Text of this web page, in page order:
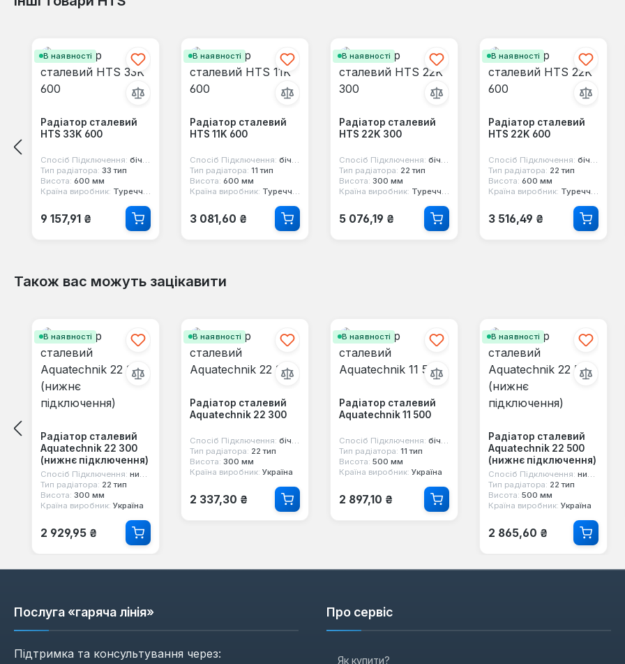
В наявності
Радіатор сталевий
HTS 33K 600
Спосіб Підключення: бічне
Тип радіатора: 33 тип
Висота: 600 мм
Країна виробник: Туреччина
Звичайна ціна:
9 157,91 ₴
В наявності
Радіатор сталевий
HTS 11K 600
Спосіб Підключення: бічне
Тип радіатора: 11 тип
Висота: 600 мм
Країна виробник: Туреччина
Звичайна ціна:
3 081,60 ₴
В наявності
Радіатор сталевий
HTS 22K 300
Спосіб Підключення: бічне
Тип радіатора: 22 тип
Висота: 300 мм
Країна виробник: Туреччина
Звичайна ціна:
5 076,19 ₴
В наявності
Радіатор сталевий
HTS 22K 600
Спосіб Підключення: бічне
Тип радіатора: 22 тип
Висота: 600 мм
Країна виробник: Туреччина
Звичайна ціна:
3 516,49 ₴
Також вас можуть зацікавити
В наявності
Радіатор сталевий
Aquatechnik 22 300
(нижнє підключення)
Спосіб Підключення: нижнє
Тип радіатора: 22 тип
Висота: 300 мм
Країна виробник: Україна
Звичайна ціна:
2 929,95 ₴
В наявності
Радіатор сталевий
Aquatechnik 22 300
Спосіб Підключення: бічне
Тип радіатора: 22 тип
Висота: 300 мм
Країна виробник: Україна
Звичайна ціна:
2 337,30 ₴
В наявності
Радіатор сталевий
Aquatechnik 11 500
Спосіб Підключення: бічне
Тип радіатора: 11 тип
Висота: 500 мм
Країна виробник: Україна
Звичайна ціна:
2 897,10 ₴
В наявності
Радіатор сталевий
Aquatechnik 22 500
(нижнє підключення)
Спосіб Підключення: нижнє
Тип радіатора: 22 тип
Висота: 500 мм
Країна виробник: Україна
Звичайна ціна:
2 865,60 ₴
Послуга «гаряча лінія»
Підтримка та консультування через:
Про сервіс
Як купити?